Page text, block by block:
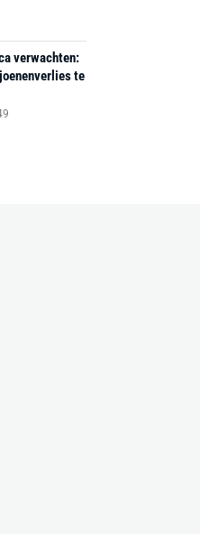
verwachten:
te